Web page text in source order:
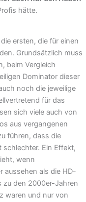
hätte.
ersten, die für einen
Grundsätzlich muss
beim Vergleich
Dominator dieser
noch die jeweilige
für das
sich viele auch von
aus vergangenen
führen, dass die
Ein Effekt,
wenn
aussehen als die HD-
zu den 2000er-Jahren
waren und nur von